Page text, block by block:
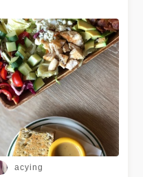
acying